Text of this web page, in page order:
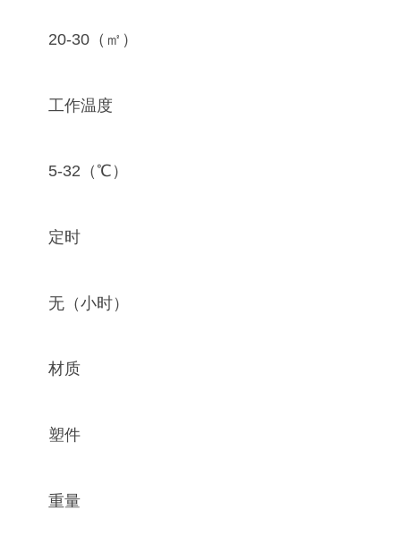
20-30（㎡）
工作温度
5-32（℃）
定时
无（小时）
材质
塑件
重量